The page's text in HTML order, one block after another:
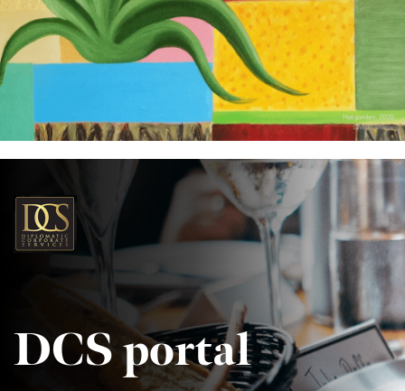
DCS portal